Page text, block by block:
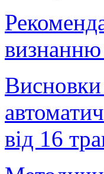
визнанню
Висновки
від 16